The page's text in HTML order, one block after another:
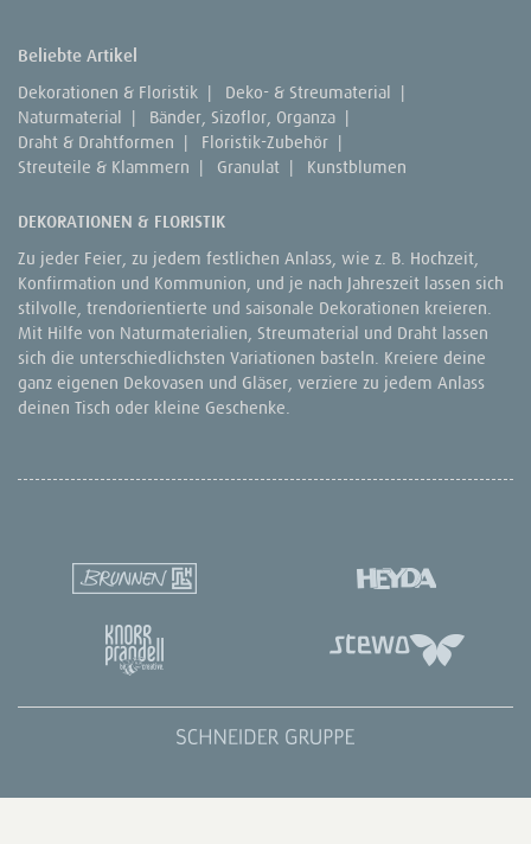
Beliebte Artikel
Dekorationen & Floristik | Deko- & Streumaterial |
Naturmaterial | Bänder, Sizoflor, Organza |
Draht & Drahtformen | Floristik-Zubehör |
Streuteile & Klammern | Granulat | Kunstblumen
DEKORATIONEN & FLORISTIK
Zu jeder Feier, zu jedem festlichen Anlass, wie z. B. Hochzeit,
Konfirmation und Kommunion, und je nach Jahreszeit lassen sich
stilvolle, trendorientierte und saisonale Dekorationen kreieren.
Mit Hilfe von Naturmaterialien, Streumaterial und Draht lassen
sich die unterschiedlichsten Variationen basteln. Kreiere deine
ganz eigenen Dekovasen und Gläser, verziere zu jedem Anlass
deinen Tisch oder kleine Geschenke.